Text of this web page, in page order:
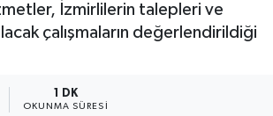
İzmirlilerin talepleri ve
çalışmaların değerlendirildiği
1 DK
OKUNMA SÜRESI